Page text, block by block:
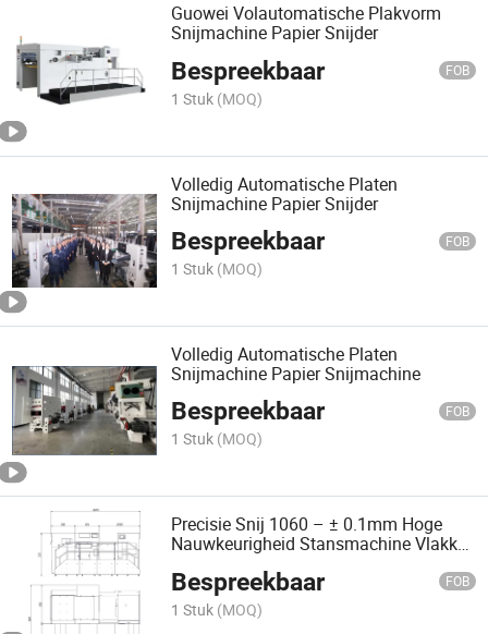
Guowei Volautomatische Plakvorm
Snijmachine Papier Snijder
Bespreekbaar FOB
1 Stuk (MOQ)
Volledig Automatische Platen
Snijmachine Papier Snijder
Bespreekbaar FOB
1 Stuk (MOQ)
Volledig Automatische Platen
Snijmachine Papier Snijmachine
Bespreekbaar FOB
1 Stuk (MOQ)
Precisie Snij 1060 – ± 0.1mm Hoge
Nauwkeurigheid Stansmachine Vlakke
Bespreekbaar FOB
1 Stuk (MOQ)